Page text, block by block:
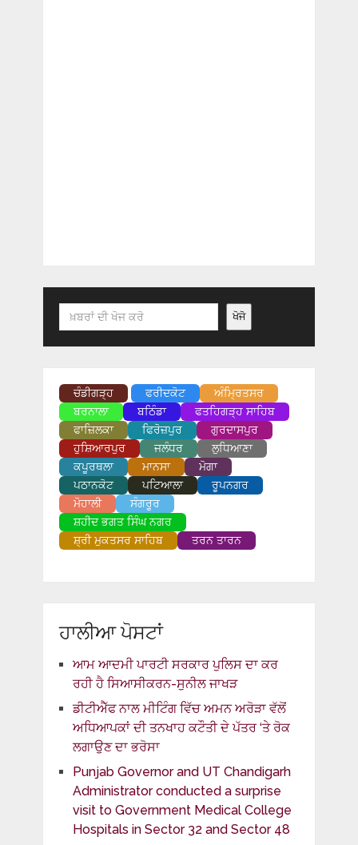
Search ਖੋਜੋ
ਚੰਡੀਗੜ੍ਹ ਫਰੀਦਕੋਟ
ਅੰਮ੍ਰਿਤਸਰ
ਬਰਨਾਲਾ
ਬਠਿੰਡਾ
ਫਤਹਿਗੜ੍ਹ ਸਾਹਿਬ
ਫਾਜ਼ਿਲਕਾ
ਫਿਰੋਜ਼ਪੁਰ
ਗੁਰਦਾਸਪੁਰ
ਹੁਸ਼ਿਆਰਪੁਰ
ਜਲੰਧਰ
ਲੁਧਿਆਣਾ
ਕਪੂਰਥਲਾ
ਮਾਨਸਾ
ਮੋਗਾ
ਪਠਾਨਕੋਟ
ਪਟਿਆਲਾ
ਰੂਪਨਗਰ
ਮੋਹਾਲੀ
ਸੰਗਰੂਰ
ਸ਼ਹੀਦ ਭਗਤ ਸਿੰਘ ਨਗਰ
ਸ਼੍ਰੀ ਮੁਕਤਸਰ ਸਾਹਿਬ
ਤਰਨ ਤਾਰਨ
ਹਾਲੀਆ ਪੋਸਟਾਂ
ਆਮ ਆਦਮੀ ਪਾਰਟੀ ਸਰਕਾਰ ਪੁਲਿਸ ਦਾ ਕਰ
ਰਹੀ ਹੈ ਸਿਆਸੀਕਰਨ-ਸੁਨੀਲ ਜਾਖੜ
ਡੀਟੀਐੱਫ ਨਾਲ ਮੀਟਿੰਗ ਵਿੱਚ ਅਮਨ ਅਰੋੜਾ ਵੱਲੋਂ
ਅਧਿਆਪਕਾਂ ਦੀ ਤਨਖਾਹ ਕਟੌਤੀ ਦੇ ਪੱਤਰ ‘ਤੇ ਰੋਕ
ਲਗਾਉਣ ਦਾ ਭਰੋਸਾ
Punjab Governor and UT Chandigarh
Administrator conducted a surprise
visit to Government Medical College
Hospitals in Sector 32 and Sector 48